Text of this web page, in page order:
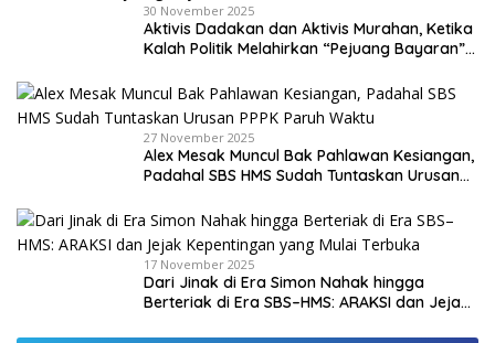
30 November 2025
Aktivis Dadakan dan Aktivis Murahan, Ketika
Kalah Politik Melahirkan “Pejuang Bayaran”
27 November 2025
Alex Mesak Muncul Bak Pahlawan Kesiangan,
Padahal SBS HMS Sudah Tuntaskan Urusan
17 November 2025
Dari Jinak di Era Simon Nahak hingga
Berteriak di Era SBS–HMS: ARAKSI dan Jejak